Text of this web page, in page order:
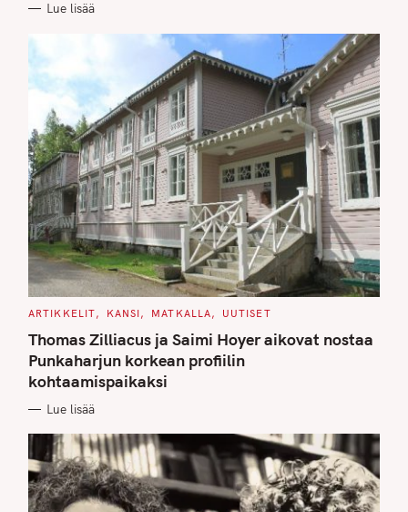
I
Lue lisää
C
T
E
G
O
R
I
S
ARTIKKELIT KANSI MATKALLA UUTISET
Thomas Zilliacus ja Saimi Hoyer aikovat nostaa
Punkaharjun korkean profiilin
kohtaamispaikaksi
Lue lisää